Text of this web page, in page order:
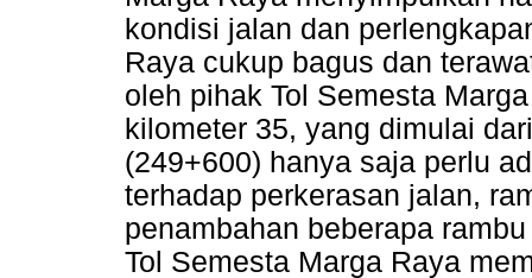
kondisi jalan dan
Raya cukup bagus dan
oleh pihak Tol Semesta
kilometer 35, yang dimulai
(249+600) hanya saja perlu
terhadap perkerasan jalan,
penambahan beberapa
Tol Semesta Marga Raya